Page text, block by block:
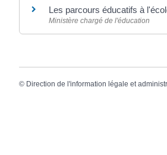
Les parcours éducatifs à
Ministère chargé de l'éducation
© Direction de l'information légale et